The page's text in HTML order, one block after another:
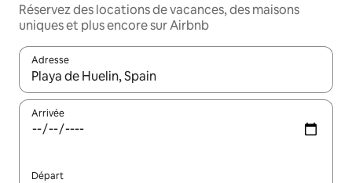
Réservez des locations de vacances, des maisons
uniques et plus encore sur Airbnb
Adresse
Lorsque les résultats s'affichent, utilisez les flèches vers le
Arrivée
Départ